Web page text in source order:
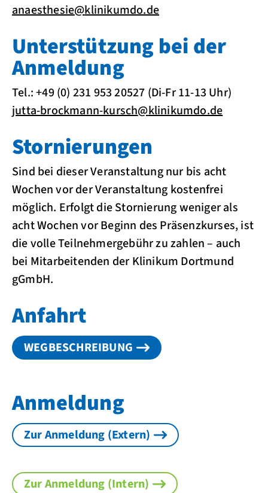
anaesthesie@klinikumdo.de
Unterstützung bei der
Anmeldung
Tel.: +49 (0) 231 953 20527 (Di-Fr 11-13 Uhr)
jutta-brockmann-kursch@klinikumdo.de
Stornierungen
Sind bei dieser Veranstaltung nur bis acht
Wochen vor der Veranstaltung kostenfrei
möglich. Erfolgt die Stornierung weniger als
acht Wochen vor Beginn des Präsenzkurses, ist
die volle Teilnehmergebühr zu zahlen – auch
bei Mitarbeitenden der Klinikum Dortmund
gGmbH.
Anfahrt
WEGBESCHREIBUNG
Anmeldung
Zur Anmeldung (Extern)
Zur Anmeldung (Intern)